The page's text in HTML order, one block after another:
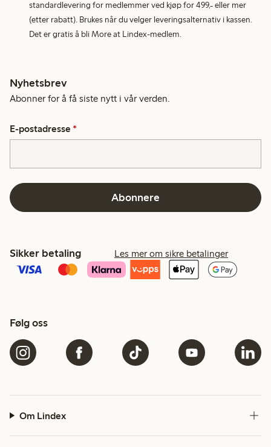
standardlevering for medlemmer ved kjøp for 499,- eller mer
(etter rabatt). Brukes når du velger leveringsalternativ i kassen.
Det er gratis å bli More at Lindex-medlem.
Nyhetsbrev
Abonner for å få siste nytt i vår verden.
E-postadresse *
Abonnere
Sikker betaling Les mer om sikre betalinger
Følg oss
Om Lindex